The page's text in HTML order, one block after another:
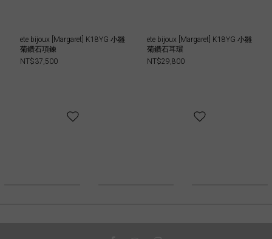
ete bijoux [Margaret] K18YG 小雛
菊鑽石項鍊
NT$37,500
ete bijoux [Margaret] K18YG 小雛
菊鑽石耳環
NT$29,800